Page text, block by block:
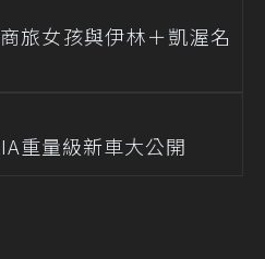
旅女孩與伊林＋凱渥名
重量級新車大公開